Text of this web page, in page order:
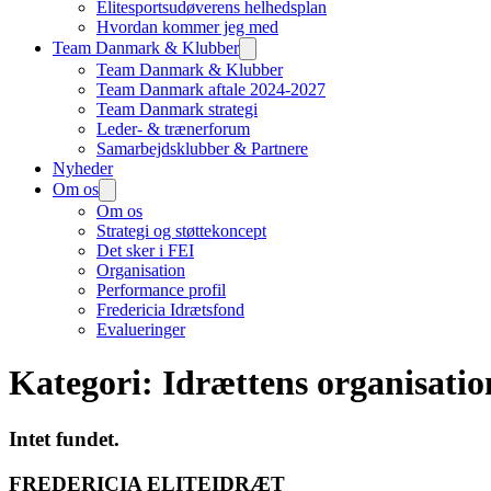
Elitesportsudøverens helhedsplan
Hvordan kommer jeg med
Team Danmark & Klubber
Team Danmark & Klubber
Team Danmark aftale 2024-2027
Team Danmark strategi
Leder- & trænerforum
Samarbejdsklubber & Partnere
Nyheder
Om os
Om os
Strategi og støttekoncept
Det sker i FEI
Organisation
Performance profil
Fredericia Idrætsfond
Evalueringer
Kategori: Idrættens
Intet fundet.
FREDERICIA ELITEIDRÆT